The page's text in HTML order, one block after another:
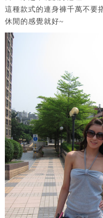
這種款式的連身褲千萬不要
休閒的感覺就好~